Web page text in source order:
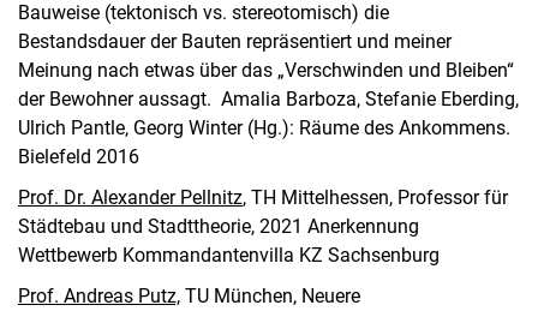
Bauweise (tektonisch vs. stereotomisch) die
Bestandsdauer der Bauten repräsentiert und meiner
Meinung nach etwas über das „Verschwinden und Bleiben“
der Bewohner aussagt. Amalia Barboza, Stefanie Eberding,
Ulrich Pantle, Georg Winter (Hg.): Räume des Ankommens.
Bielefeld 2016
Prof. Dr. Alexander Pellnitz, TH Mittelhessen, Professor für
Städtebau und Stadttheorie, 2021 Anerkennung
Wettbewerb Kommandantenvilla KZ Sachsenburg
Prof. Andreas Putz, TU München, Neuere